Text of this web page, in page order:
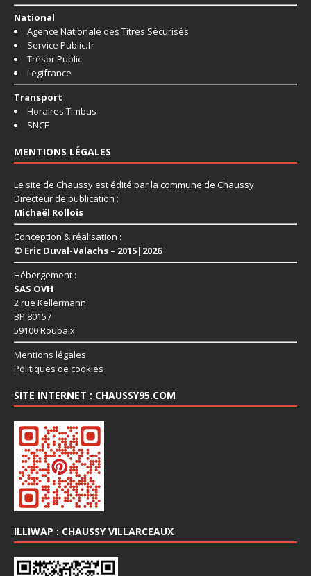
National
Agence Nationale des Titres Sécurisés
Service Public.fr
Trésor Public
Legifrance
Transport
Horaires Timbus
SNCF
MENTIONS LÉGALES
Le site de Chaussy est édité par la commune de Chaussy.
Directeur de publication :
Michaël Rollois
Conception & réalisation :
© Eric Duval-Valachs – 2015|2026
Hébergement :
SAS OVH
2 rue Kellermann
BP 80157
59100 Roubaix
Mentions légales
Politiques de cookies
SITE INTERNET : CHAUSSY95.COM
ILLIWAP : CHAUSSY VILLARCEAUX